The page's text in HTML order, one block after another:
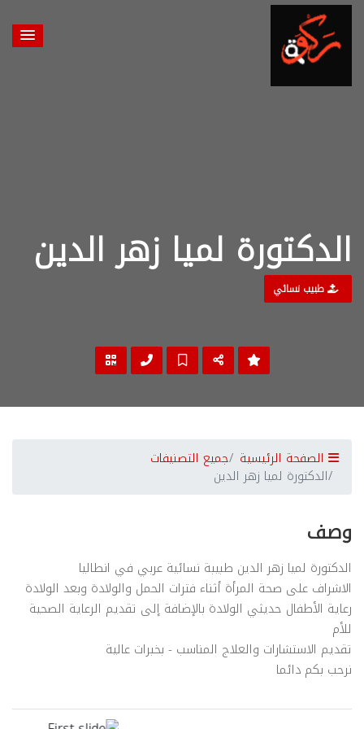
الدكتورة لميا زهر الدين
طبيب نسائي
الصفحة الرئيسية جميع التصنيفات
الدكتورة لميا زهر الدين
وصف
الدكتورة لميا زهر الدين طبيبة نسائية عربي في انطاليا
الاشراف على صحة المرأة أثناء فترات الحمل والولادة وبعد الولادة
رعاية الأطفال حديثي الولادة بالإضافة إلى تقديم الرعاية الصحية
للأم
تقديم الاستشارات والعلاج المناسب - بخبرات عالية
نرحب بكم دائما